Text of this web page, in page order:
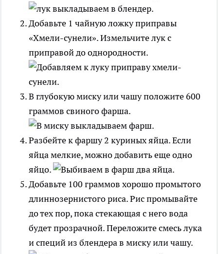
Добавьте 1 чайную ложку приправы
«Хмели-сунели». Измельчите лук с
приправой до однородности.
В глубокую миску или чашу положите 600
граммов свиного фарша.
Разбейте к фаршу 2 куриных яйца. Если
яйца мелкие, можно добавить еще одно
яйцо.
Добавьте 100 граммов хорошо промытого
длиннозернистого риса. Рис промывайте
до тех пор, пока стекающая с него вода
будет прозрачной. Переложите смесь лука
и специй из блендера в миску или чашу.